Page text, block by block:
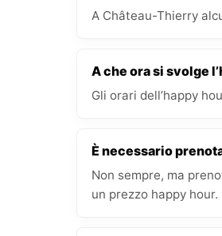
A Château-Thierry
A che ora si svolge
Gli orari dell’happy
È necessario
Non sempre, ma
un prezzo happy hour.